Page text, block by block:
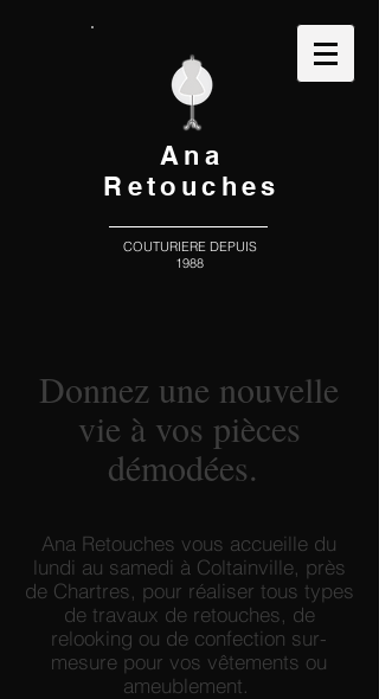
COUTURIERE DEPUIS
1988
Ana
Retouches
Donnez une nouvelle
vie à vos pièces
démodées.
Ana Retouches vous accueille du
lundi au samedi à Coltainville, près
de Chartres, pour réaliser tous types
de travaux de retouches, de
relooking ou de confection sur-
mesure pour vos vêtements ou
ameublement.